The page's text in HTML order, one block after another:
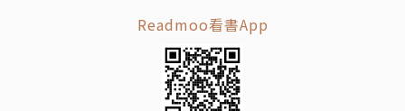
｜趣味的小知識專欄｜
˙「如果漫畫」：這個時代的皇帝一起走紅毯的話……
跨越時空而來的知名皇帝，透過訪問，一起探索歷史的
Readmoo看書App